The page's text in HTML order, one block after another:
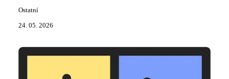
Ostatní
24. 05. 2026